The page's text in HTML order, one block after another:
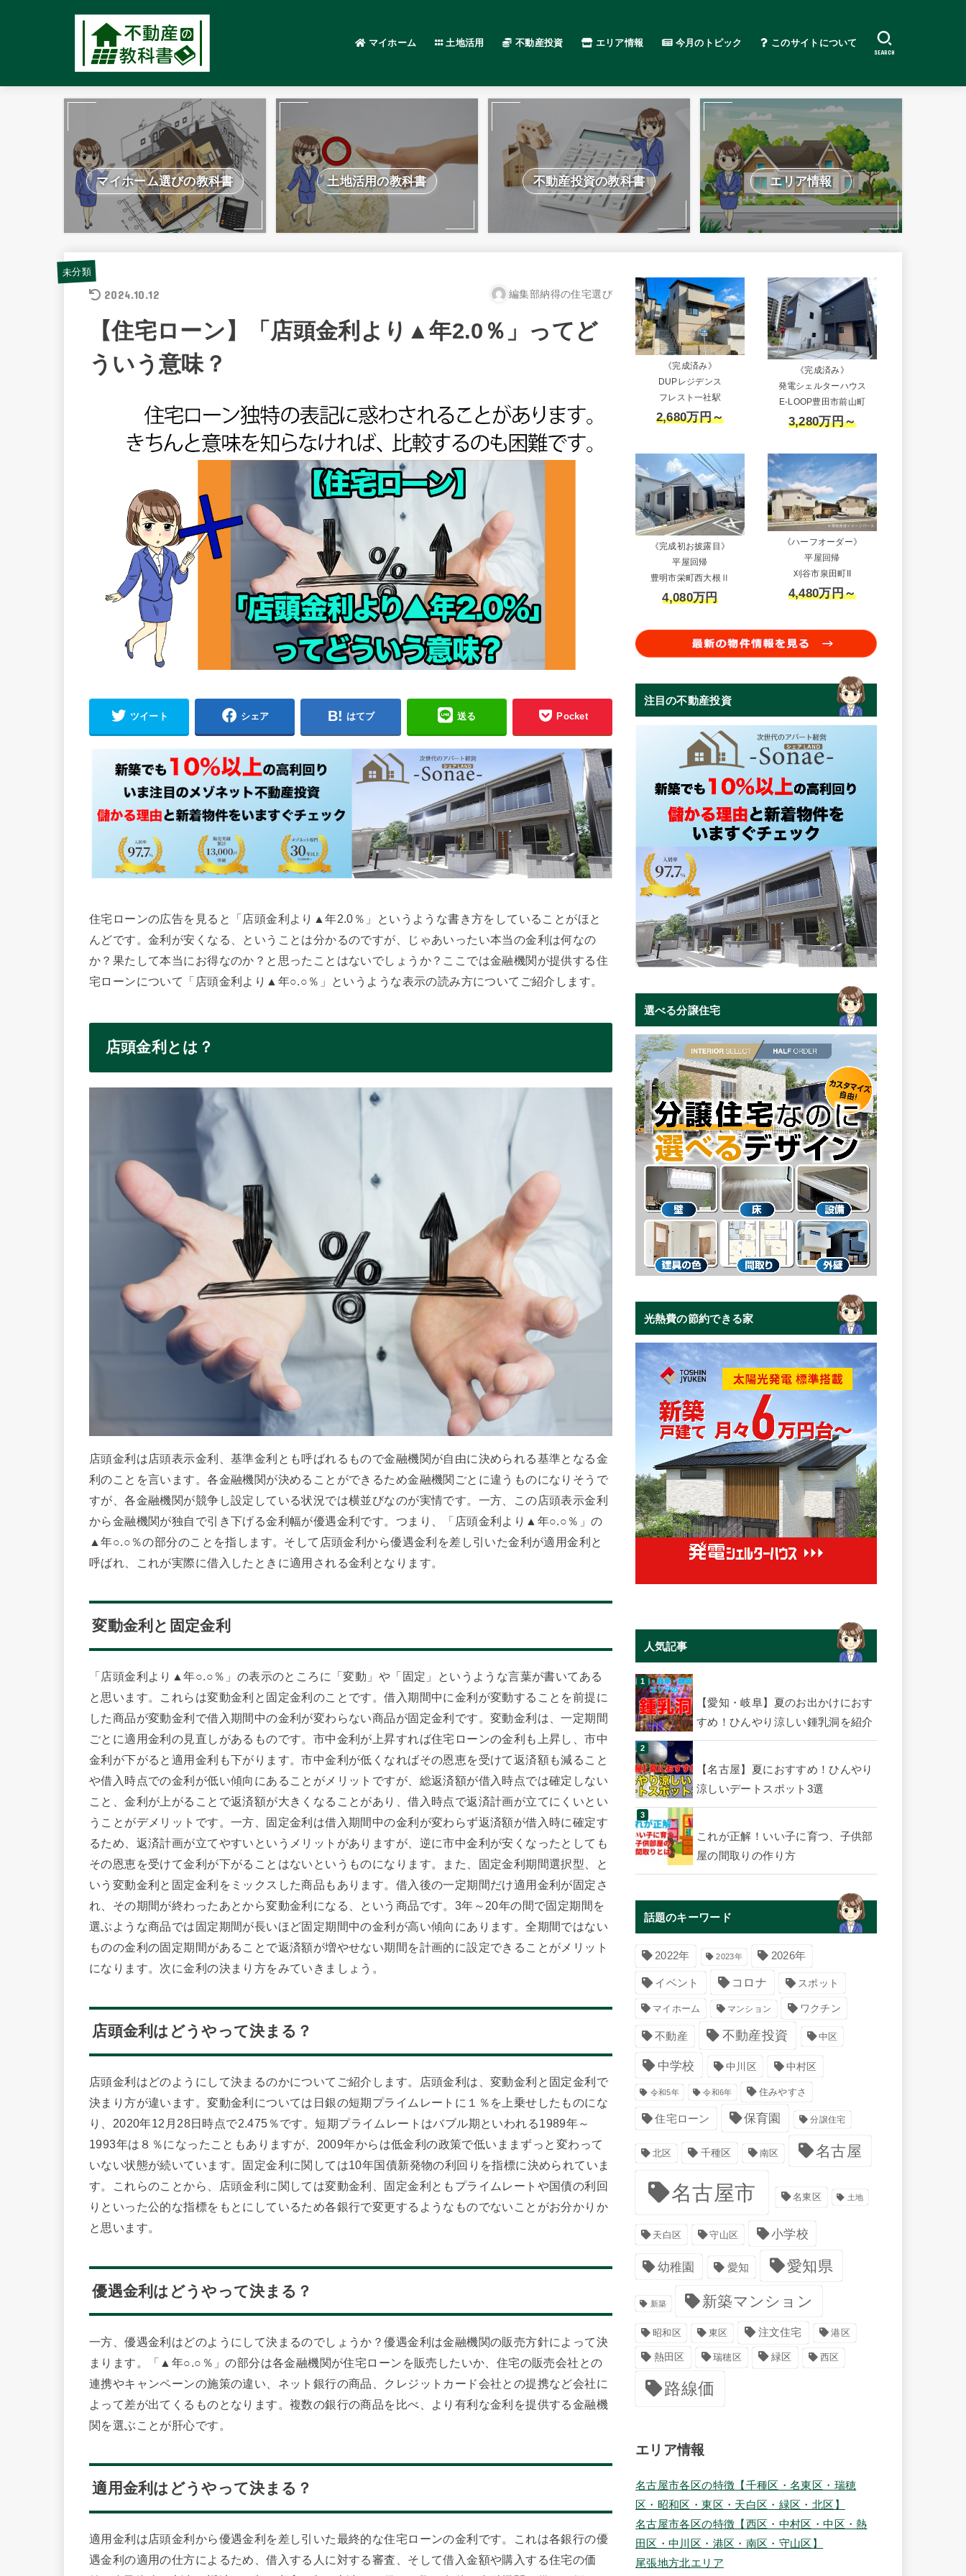
マイホーム 土地活用 不動産投資 エリア情報 今月のトピック このサイトについて
SEARCH
マイホーム選びの教科書 土地活用の教科書 不動産投資の教科書 エリア情報
未分類
2024.10.12 編集部納得の住宅選び
【住宅ローン】「店頭金利より▲年2.0％」ってど
ういう意味？
ツイート シェア はてブ 送る Pocket
住宅ローンの広告を見ると「店頭金利より▲年2.0％」というような書き方をしていることがほと
んどです。金利が安くなる、ということは分かるのですが、じゃあいったい本当の金利は何なの
か？果たして本当にお得なのか？と思ったことはないでしょうか？ここでは金融機関が提供する住
宅ローンについて「店頭金利より▲年○.○％」というような表示の読み方についてご紹介します。
店頭金利とは？
店頭金利は店頭表示金利、基準金利とも呼ばれるもので金融機関が自由に決められる基準となる金
利のことを言います。各金融機関が決めることができるため金融機関ごとに違うものになりそうで
すが、各金融機関が競争し設定している状況では横並びなのが実情です。一方、この店頭表示金利
から金融機関が独自で引き下げる金利幅が優遇金利です。つまり、「店頭金利より▲年○.○％」の
▲年○.○％の部分のことを指します。そして店頭金利から優遇金利を差し引いた金利が適用金利と
呼ばれ、これが実際に借入したときに適用される金利となります。
変動金利と固定金利
「店頭金利より▲年○.○％」の表示のところに「変動」や「固定」というような言葉が書いてある
と思います。これらは変動金利と固定金利のことです。借入期間中に金利が変動することを前提に
した商品が変動金利で借入期間中の金利が変わらない商品が固定金利です。変動金利は、一定期間
ごとに適用金利の見直しがあるものです。市中金利が上昇すれば住宅ローンの金利も上昇し、市中
金利が下がると適用金利も下がります。市中金利が低くなればその恩恵を受けて返済額も減ること
や借入時点での金利が低い傾向にあることがメリットですが、総返済額が借入時点では確定しない
こと、金利が上がることで返済額が大きくなることがあり、借入時点で返済計画が立てにくいとい
うことがデメリットです。一方、固定金利は借入期間中の金利が変わらず返済額が借入時に確定す
るため、返済計画が立てやすいというメリットがありますが、逆に市中金利が安くなったとしても
その恩恵を受けて金利が下がることはないというものになります。また、固定金利期間選択型、と
いう変動金利と固定金利をミックスした商品もあります。借入後の一定期間だけ適用金利が固定さ
れ、その期間が終わったあとから変動金利になる、という商品です。3年～20年の間で固定期間を
選ぶような商品では固定期間が長いほど固定期間中の金利が高い傾向にあります。全期間ではない
ものの金利の固定期間があることで返済額が増やせない期間を計画的に設定できることがメリット
になります。次に金利の決まり方をみていきましょう。
店頭金利はどうやって決まる？
店頭金利はどのようにして決まるのかについてご紹介します。店頭金利は、変動金利と固定金利で
決まり方が違います。変動金利については日銀の短期プライムレートに１％を上乗せしたものにな
り、2020年12月28日時点で2.475％です。短期プライムレートはバブル期といわれる1989年～
1993年は８％になったこともありますが、2009年からは低金利の政策で低いままずっと変わって
いない状態が続いています。固定金利に関しては10年国債新発物の利回りを指標に決められていま
す。これらのことから、店頭金利に関しては変動金利、固定金利ともプライムレートや国債の利回
りといった公的な指標をもとにしているため各銀行で変更するようなものでないことがお分かりか
と思います。
優遇金利はどうやって決まる？
一方、優遇金利はどのようにして決まるのでしょうか？優遇金利は金融機関の販売方針によって決
まります。「▲年○.○％」の部分は各金融機関が住宅ローンを販売したいか、住宅の販売会社との
連携やキャンペーンの施策の違い、ネット銀行の商品、クレジットカード会社との提携など会社に
よって差が出てくるものとなります。複数の銀行の商品を比べ、より有利な金利を提供する金融機
関を選ぶことが肝心です。
適用金利はどうやって決まる？
適用金利は店頭金利から優遇金利を差し引いた最終的な住宅ローンの金利です。これは各銀行の優
遇金利の適用の仕方によるため、借入する人に対する審査、そして借入金額や購入する住宅の価
《完成済み》
DUPレジデンス
フレスト一社駅
2,680万円～
《完成済み》
発電シェルターハウス
E-LOOP豊田市前山町
3,280万円～
《完成初お披露目》
平屋回帰
豊明市栄町西大根Ⅱ
4,080万円
《ハーフオーダー》
平屋回帰
刈谷市泉田町II
4,480万円～
注目の不動産投資
選べる分譲住宅
光熱費の節約できる家
人気記事
【愛知・岐阜】夏のお出かけにおす
すめ！ひんやり涼しい鍾乳洞を紹介
【名古屋】夏におすすめ！ひんやり
涼しいデートスポット3選
これが正解！いい子に育つ、子供部
屋の間取りの作り方
話題のキーワード
2022年 2023年 2026年
イベント コロナ スポット
マイホーム マンション ワクチン
不動産 不動産投資 中区
中学校 中川区 中村区
令和5年 令和6年 住みやすさ
住宅ローン 保育園 分譲住宅
北区 千種区 南区 名古屋
名古屋市 名東区 土地
天白区 守山区 小学校
幼稚園 愛知 愛知県
新築 新築マンション
昭和区 東区 注文住宅 港区
熱田区 瑞穂区 緑区 西区
路線価
エリア情報
名古屋市各区の特徴【千種区・名東区・瑞穂
区・昭和区・東区・天白区・緑区・北区】
名古屋市各区の特徴【西区・中村区・中区・熱
田区・中川区・港区・南区・守山区】
尾張地方北エリア